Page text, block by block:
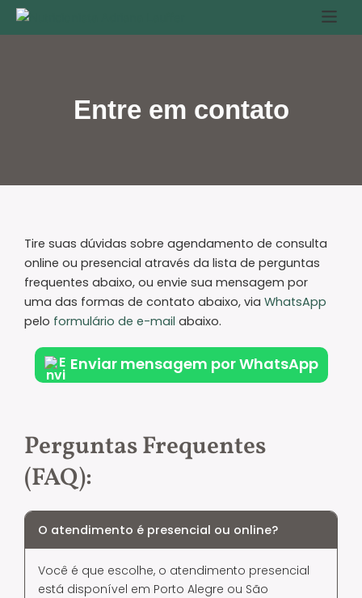
Entre em contato
Tire suas dúvidas sobre agendamento de consulta
online ou presencial através da lista de perguntas
frequentes abaixo, ou envie sua mensagem por
uma das formas de contato abaixo, via WhatsApp
pelo formulário de e-mail abaixo.
Enviar mensagem por WhatsApp
Perguntas Frequentes
(FAQ):
O atendimento é presencial ou online?
Você é que escolhe, o atendimento presencial
está disponível em Porto Alegre ou São